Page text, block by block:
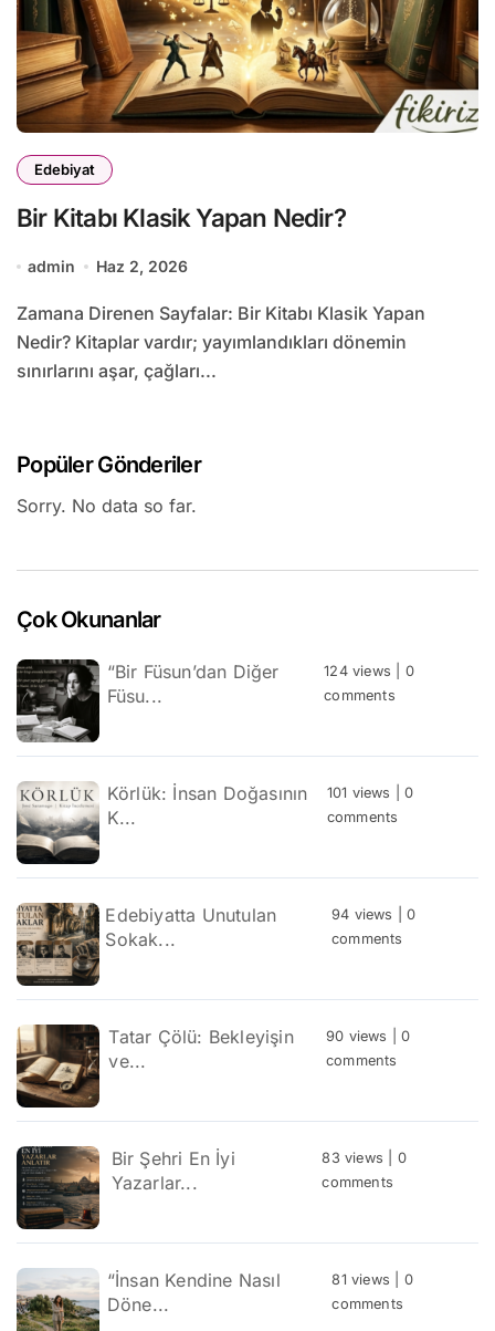
Edebiyat
Bir Kitabı Klasik Yapan Nedir?
admin Haz 2, 2026
Zamana Direnen Sayfalar: Bir Kitabı Klasik Yapan
Nedir? Kitaplar vardır; yayımlandıkları dönemin
sınırlarını aşar, çağları...
Popüler Gönderiler
Sorry. No data so far.
Çok Okunanlar
“Bir Füsun’dan Diğer
Füsu...
124 views
0
comments
Körlük: İnsan Doğasının
K...
101 views |0
comments
Edebiyatta Unutulan
Sokak...
94 views |0
comments
Tatar Çölü: Bekleyişin
ve...
90 views |0
comments
Bir Şehri En İyi
Yazarlar...
83 views
0
comments
“İnsan Kendine Nasıl
Döne...
81 views
0
comments